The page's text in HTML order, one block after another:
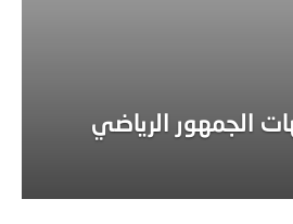
الجمهور الرياضي